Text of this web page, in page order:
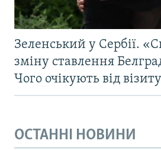
Зеленський у Сербії.
зміну ставлення
Чого очікують від візиту
ОСТАННІ НОВИНИ